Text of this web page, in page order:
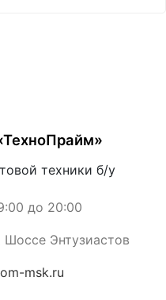
техники б/у
до 20:00
Шоссе Энтузиастов
msk.ru